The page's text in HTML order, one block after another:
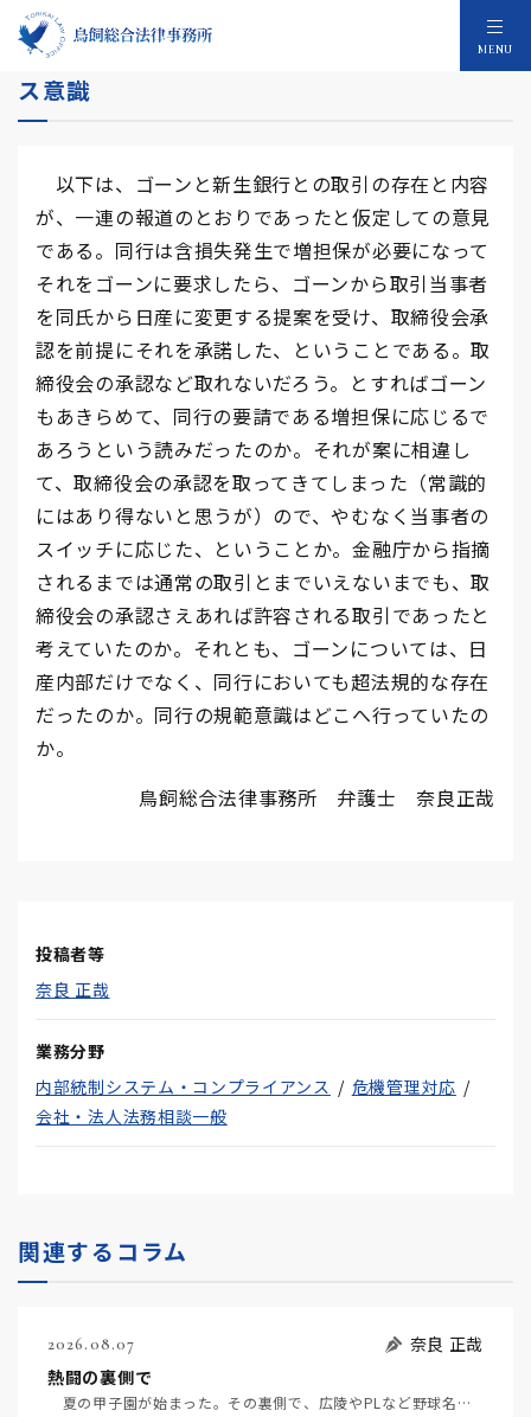
MENU
ゴーン報道に見る新生銀行のコンプライアン
ス意識
以下は、ゴーンと新生銀行との取引の存在と内容
が、一連の報道のとおりであったと仮定しての意見
である。同行は含損失発生で増担保が必要になって
それをゴーンに要求したら、ゴーンから取引当事者
を同氏から日産に変更する提案を受け、取締役会承
認を前提にそれを承諾した、ということである。取
締役会の承認など取れないだろう。とすればゴーン
もあきらめて、同行の要請である増担保に応じるで
あろうという読みだったのか。それが案に相違し
て、取締役会の承認を取ってきてしまった（常識的
にはあり得ないと思うが）ので、やむなく当事者の
スイッチに応じた、ということか。金融庁から指摘
されるまでは通常の取引とまでいえないまでも、取
締役会の承認さえあれば許容される取引であったと
考えていたのか。それとも、ゴーンについては、日
産内部だけでなく、同行においても超法規的な存在
だったのか。同行の規範意識はどこへ行っていたの
か。
鳥飼総合法律事務所 弁護士 奈良正哉
投稿者等
奈良 正哉
業務分野
内部統制システム・コンプライアンス
危機管理対応
会社・法人法務相談一般
関連するコラム
2026.08.07
奈良 正哉
熱闘の裏側で
夏の甲子園が始まった。その裏側で、広陵やPLなど野球名門校（だった）の不祥事のその後について、「熱…